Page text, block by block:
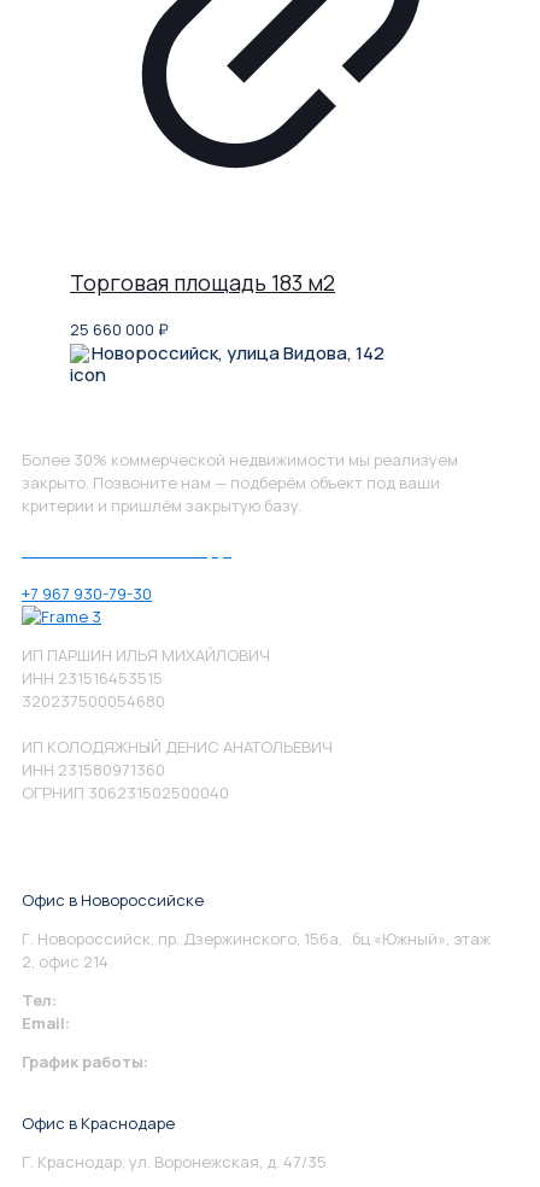
Торговая площадь 183 м2
25 660 000 ₽
Новороссийск, улица Видова, 142
Более 30% коммерческой недвижимости мы реализуем
закрыто. Позвоните нам — подберём объект под ваши
критерии и пришлём закрытую базу.
+7 967 930-79-30
ИП ПАРШИН ИЛЬЯ МИХАЙЛОВИЧ
ИНН 231516453515
320237500054680
ИП КОЛОДЯЖНЫЙ ДЕНИС АНАТОЛЬЕВИЧ
ИНН 231580971360
ОГРНИП 306231502500040
Офис в Новороссийске
Г. Новороссийск, пр. Дзержинского, 156а, бц «Южный», этаж
2, офис 214.
Тел:
Email:
График работы:
Офис в Краснодаре
Г. Краснодар, ул. Воронежская, д. 47/35